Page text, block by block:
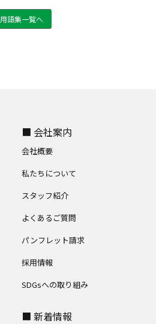
用語集一覧へ
■ 会社案内
会社概要
私たちについて
スタッフ紹介
よくあるご質問
パンフレット請求
採用情報
SDGsへの取り組み
■ 新着情報